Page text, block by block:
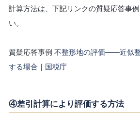
計算方法は、下記リンクの質疑応答事
い。
質疑応答事例 不整形地の評価――近似
する場合｜国税庁
④差引計算により評価する方法